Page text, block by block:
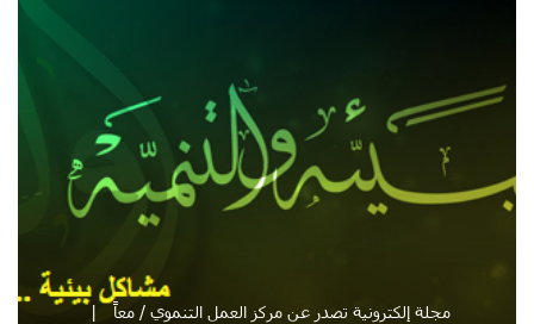
مجلة إلكترونية تصدر عن مركز العمل التنموي / معاً
|